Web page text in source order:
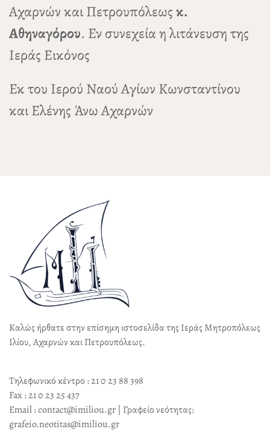
Αχαρνών και Πετρουπόλεωςκ.
Αθηναγόρου. Εν συνεχεία η λιτάνευση της
Ιεράς Εικόνος
Εκ του Ιερού Ναού Αγίων Κωνσταντίνου
και Ελένης Άνω Αχαρνών
Καλώς ήρθατε στην επίσημη ιστοσελίδα της Ιεράς Μητροπόλεως
Ιλίου, Αχαρνών και Πετρουπόλεως.
Τηλεφωνικό κέντρο : 21 0 23 88 398
Fax : 21 0 23 25 437
Email : contact@imiliou.gr | Γραφείο νεότητας:
grafeio.neotitas@imiliou.gr